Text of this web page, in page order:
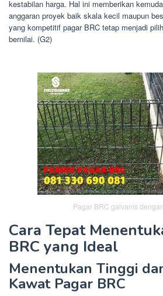
kestabilan harga. Hal ini memberikan
anggaran proyek baik skala kecil maupun
yang kompetitif pagar BRC tetap menjadi
bernilai. (G2)
Pagar BRC galvanis
Cara Tepat
BRC yang Ideal
Menentukan Tinggi
Kawat Pagar BRC